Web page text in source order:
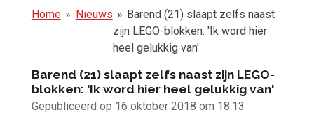
Home » Nieuws » Barend (21) slaapt zelfs naast
zijn LEGO-blokken: 'Ik word hier
heel gelukkig van'
Barend (21) slaapt zelfs naast zijn LEGO-
blokken: 'Ik word hier heel gelukkig van'
Gepubliceerd op 16 oktober 2018 om 18:13